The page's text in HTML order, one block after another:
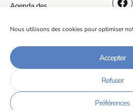
Nous utilisons des cookies pour optimiser
Accepter
Refuser
Préférences
Agenda des
Recrutements
Accès Départements IUT
Club Entreprises de Grenoble © 2026 –contact